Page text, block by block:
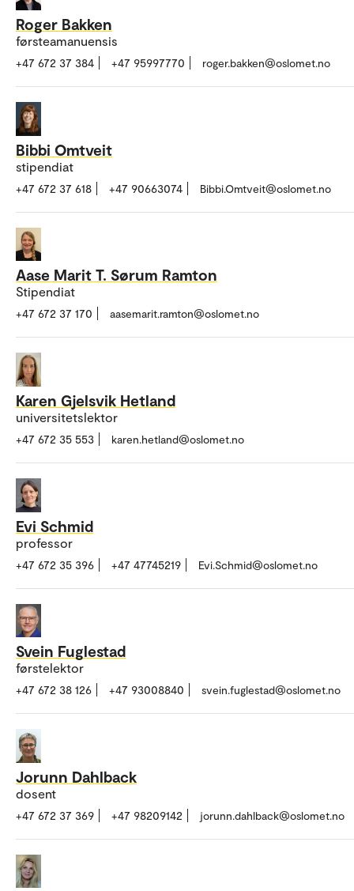
Roger Bakken
førsteamanuensis
+47 672 37 384 +47 95997770 roger.bakken@oslomet.no
Bibbi Omtveit
stipendiat
+47 672 37 618 +47 90663074 Bibbi.Omtveit@oslomet.no
Aase Marit T. Sørum Ramton
Stipendiat
+47 672 37 170 aasemarit.ramton@oslomet.no
Karen Gjelsvik Hetland
universitetslektor
+47 672 35 553 karen.hetland@oslomet.no
Evi Schmid
professor
+47 672 35 396 +47 47745219 Evi.Schmid@oslomet.no
Svein Fuglestad
førstelektor
+47 672 38 126 +47 93008840 svein.fuglestad@oslomet.no
Jorunn Dahlback
dosent
+47 672 37 369 +47 98209142 jorunn.dahlback@oslomet.no